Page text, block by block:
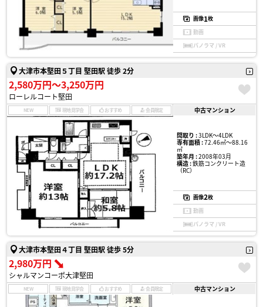
画像1枚
動画
パノラマ / VR
大津市本堅田５丁目 堅田駅 徒歩 2分
2,580万円〜3,250万円
ローレルコート堅田
NEW 現地見学会 おすすめ 会員限定 中古マンション
間取り :3LDK〜4LDK
専有面積 :72.46㎡〜88.16
㎡
築年月 :2008年03月
構造 :鉄筋コンクリート造
（RC）
画像2枚
動画
パノラマ / VR
大津市本堅田４丁目 堅田駅 徒歩 5分
2,980万円
シャルマンコーポ大津堅田
NEW 現地見学会 おすすめ 会員限定 中古マンション